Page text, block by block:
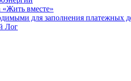
«Жить вместе»
для заполнения
Лог